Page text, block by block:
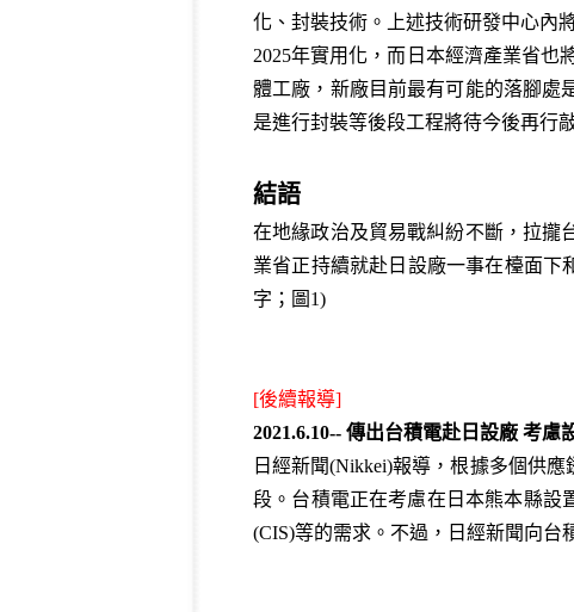
化、封裝技術。上述技術研發中心內
2025年實用化，而日本經濟產業省也
體工廠，新廠目前最有可能的落腳處
是進行封裝等後段工程將待今後再行
結語
在地緣政治及貿易戰糾紛不斷，拉攏
業省正持續就赴日設廠一事在檯面下
字；圖1)
[後續報導]
2021.6.10-- 傳出台積電赴日設廠 考慮
日經新聞(Nikkei)報導，根據多個供
段。台積電正在考慮在日本熊本縣設
(CIS)等的需求。不過，日經新聞向台